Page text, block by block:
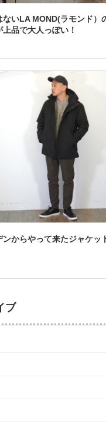
ないLA MOND(ラモンド）
品で大人っぽい！
ンからやって来たジャケ
ブ